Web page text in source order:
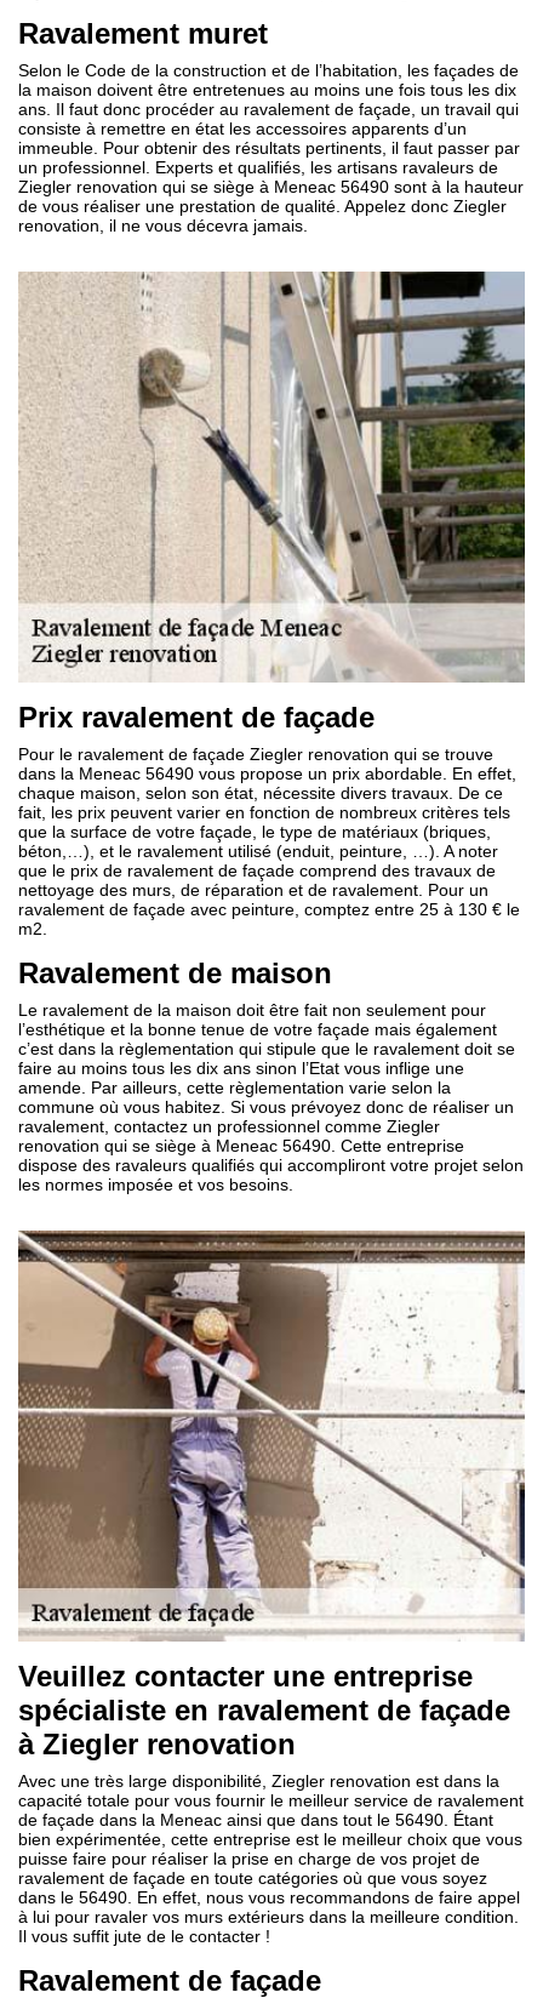
Ravalement muret
Selon le Code de la construction et de l’habitation, les façades de
la maison doivent être entretenues au moins une fois tous les dix
ans. Il faut donc procéder au ravalement de façade, un travail qui
consiste à remettre en état les accessoires apparents d’un
immeuble. Pour obtenir des résultats pertinents, il faut passer par
un professionnel. Experts et qualifiés, les artisans ravaleurs de
Ziegler renovation qui se siège à Meneac 56490 sont à la hauteur
de vous réaliser une prestation de qualité. Appelez donc Ziegler
renovation, il ne vous décevra jamais.
Prix ravalement de façade
Pour le ravalement de façade Ziegler renovation qui se trouve
dans la Meneac 56490 vous propose un prix abordable. En effet,
chaque maison, selon son état, nécessite divers travaux. De ce
fait, les prix peuvent varier en fonction de nombreux critères tels
que la surface de votre façade, le type de matériaux (briques,
béton,…), et le ravalement utilisé (enduit, peinture, …). A noter
que le prix de ravalement de façade comprend des travaux de
nettoyage des murs, de réparation et de ravalement. Pour un
ravalement de façade avec peinture, comptez entre 25 à 130 € le
m2.
Ravalement de maison
Le ravalement de la maison doit être fait non seulement pour
l’esthétique et la bonne tenue de votre façade mais également
c’est dans la règlementation qui stipule que le ravalement doit se
faire au moins tous les dix ans sinon l’Etat vous inflige une
amende. Par ailleurs, cette règlementation varie selon la
commune où vous habitez. Si vous prévoyez donc de réaliser un
ravalement, contactez un professionnel comme Ziegler
renovation qui se siège à Meneac 56490. Cette entreprise
dispose des ravaleurs qualifiés qui accompliront votre projet selon
les normes imposée et vos besoins.
Veuillez contacter une entreprise
spécialiste en ravalement de façade
à Ziegler renovation
Avec une très large disponibilité, Ziegler renovation est dans la
capacité totale pour vous fournir le meilleur service de ravalement
de façade dans la Meneac ainsi que dans tout le 56490. Étant
bien expérimentée, cette entreprise est le meilleur choix que vous
puisse faire pour réaliser la prise en charge de vos projet de
ravalement de façade en toute catégories où que vous soyez
dans le 56490. En effet, nous vous recommandons de faire appel
à lui pour ravaler vos murs extérieurs dans la meilleure condition.
Il vous suffit jute de le contacter !
Ravalement de façade